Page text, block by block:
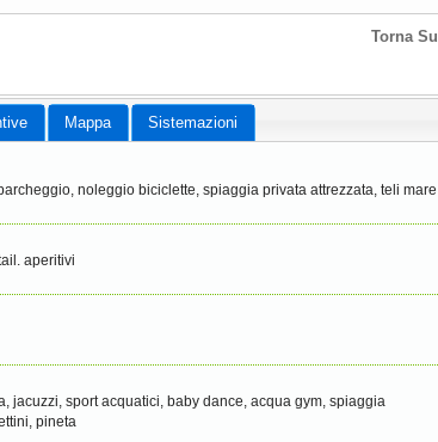
Torna Su
Mappa Sistemazioni
noleggio biciclette, spiaggia privata attrezzata, teli mare
aperitivi
jacuzzi, sport acquatici, baby dance, acqua gym, spiaggia
pineta